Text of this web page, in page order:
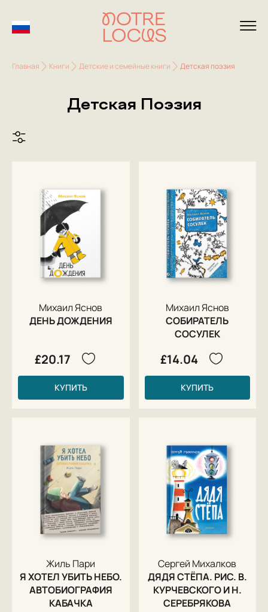
Главная Книги Детские и семейные книги Детская поэзия
Детская Поэзия
Михаил Яснов
ДЕНЬ ДОЖДЕНИЯ
£20.17
КУПИТЬ
Михаил Яснов
СОБИРАТЕЛЬ
СОСУЛЕК
£14.04
КУПИТЬ
Жиль Пари
Я ХОТЕЛ УБИТЬ НЕБО.
АВТОБИОГРАФИЯ
КАБАЧКА
Сергей Михалков
ДЯДЯ СТЁПА. РИС. В.
КУРЧЕВСКОГО И Н.
СЕРЕБРЯКОВА